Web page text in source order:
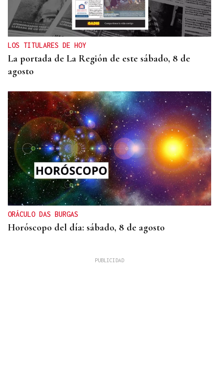
LOS TITULARES DE HOY
La portada de La Región de este sábado, 8 de
agosto
ORÁCULO DAS BURGAS
Horóscopo del día: sábado, 8 de agosto